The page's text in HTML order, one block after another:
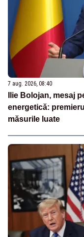
7 aug. 2026, 08:40
Ilie Bolojan, mesaj
energetică:
măsurile luate